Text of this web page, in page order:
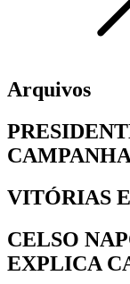
Arquivos
VITÓRIAS
CELSO
EXPLICA